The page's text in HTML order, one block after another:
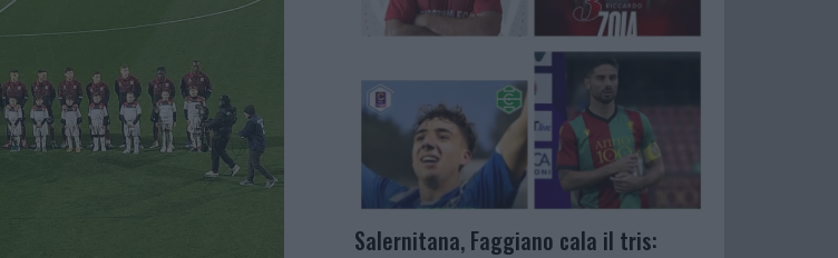
Salernitana, Faggiano cala il tris: